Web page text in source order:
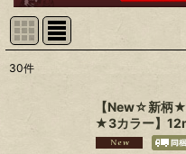
30件
【New☆新柄
★3カラー】